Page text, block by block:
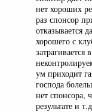
нет хороших
раз спонсор
отказывается
хорошего с
ум приходит
господа
нет спонсора,
результате и